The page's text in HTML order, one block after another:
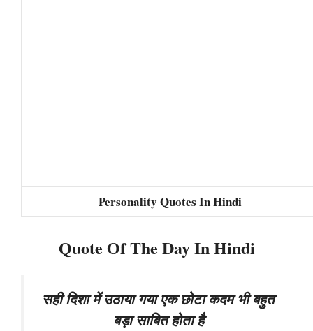
Personality Quotes In Hindi
Quote Of The Day In Hindi
सही दिशा में उठाया गया एक छोटा कदम भी बहुत
बड़ा साबित होता है